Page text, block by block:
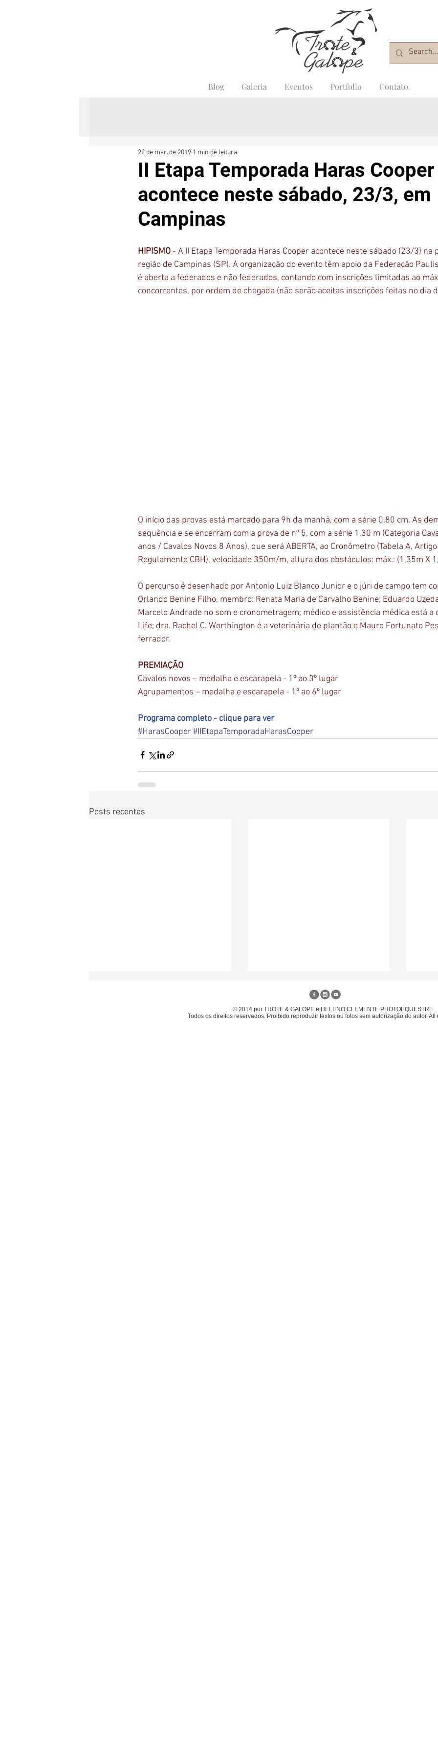
Blog Galeria Eventos Portfolio Contato
II Etapa Temporada Haras Cooper
acontece neste sábado, 23/3, em
Campinas
22 de mar. de 2019 1 min de leitura
HIPISMO - A II Etapa Temporada Haras Cooper acontece neste sábado (23/3) na
região de Campinas (SP). A organização do evento têm apoio da Federação
é aberta a federados e não federados, contando com inscrições limitadas ao
concorrentes, por ordem de chegada (não serão aceitas inscrições feitas no dia
O início das provas está marcado para 9h da manhã, com a série 0,80 cm. As
sequência e se encerram com a prova de nº 5, com a série 1,30 m (Categoria
anos / Cavalos Novos 8 Anos), que será ABERTA, ao Cronômetro (Tabela A,
Regulamento CBH), velocidade 350m/m, altura dos obstáculos: máx.: (1,35m X
O percurso é desenhado por Antonio Luiz Blanco Junior e o júri de campo tem
Orlando Benine Filho, membro: Renata Maria de Carvalho Benine; Eduardo
Marcelo Andrade no som e cronometragem; médico e assistência médica está a
Life; dra. Rachel C. Worthington é a veterinária de plantão e Mauro Fortunato
ferrador.
PREMIAÇÃO
Cavalos novos – medalha e escarapela - 1º ao 3º lugar
Agrupamentos – medalha e escarapela - 1º ao 6º lugar
Programa completo - clique para ver
#HarasCooper#IIEtapaTemporadaHarasCooper
Posts recentes
© 2014 por TROTE & GALOPE e HELENO CLEMENTE PHOTOEQUESTRE
Todos os direitos reservados. Proibido reproduzir textos ou fotos sem autorização do autor. All